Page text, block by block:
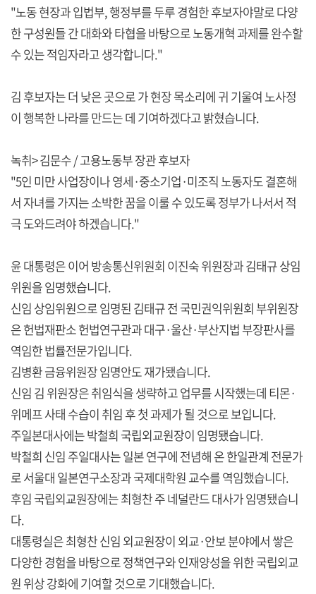
"노동 현장과 입법부, 행정부를 두루 경험한 후보자야말로 다양
한 구성원들 간 대화와 타협을 바탕으로 노동개혁 과제를 완수할
수 있는 적임자라고 생각합니다."
김 후보자는 더 낮은 곳으로 가 현장 목소리에 귀 기울여 노사정
이 행복한 나라를 만드는 데 기여하겠다고 밝혔습니다.
녹취> 김문수 / 고용노동부 장관 후보자
"5인 미만 사업장이나 영세·중소기업·미조직 노동자도 결혼해
서 자녀를 가지는 소박한 꿈을 이룰 수 있도록 정부가 나서서 적
극 도와드려야 하겠습니다."
윤 대통령은 이어 방송통신위원회 이진숙 위원장과 김태규 상임
위원을 임명했습니다.
신임 상임위원으로 임명된 김태규 전 국민권익위원회 부위원장
은 헌법재판소 헌법연구관과 대구·울산·부산지법 부장판사를
역임한 법률전문가입니다.
김병환 금융위원장 임명안도 재가됐습니다.
신임 김 위원장은 취임식을 생략하고 업무를 시작했는데 티몬·
위메프 사태 수습이 취임 후 첫 과제가 될 것으로 보입니다.
주일본대사에는 박철희 국립외교원장이 임명됐습니다.
박철희 신임 주일대사는 일본 연구에 전념해 온 한일관계 전문가
로 서울대 일본연구소장과 국제대학원 교수를 역임했습니다.
후임 국립외교원장에는 최형찬 주 네덜란드 대사가 임명됐습니
다.
대통령실은 최형찬 신임 외교원장이 외교·안보 분야에서 쌓은
다양한 경험을 바탕으로 정책연구와 인재양성을 위한 국립외교
원 위상 강화에 기여할 것으로 기대했습니다.